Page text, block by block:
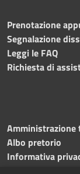
Prenotazione
Segnalazione
Leggi le FAQ
Richiesta di
Amministrazione
Albo pretorio
Informativa